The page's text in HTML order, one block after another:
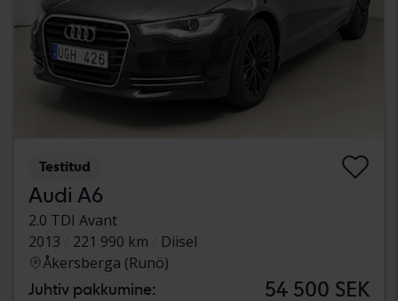
Testitud
Audi A6
2.0 TDI Avant
2013
221 990 km
Diisel
Åkersberga (Runö)
Juhtiv pakkumine: 54 500 SEK